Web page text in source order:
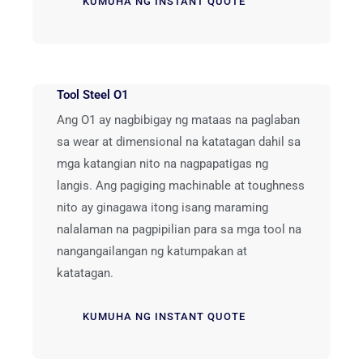
Tool Steel O1
Ang O1 ay nagbibigay ng mataas na paglaban
sa wear at dimensional na katatagan dahil sa
mga katangian nito na nagpapatigas ng
langis. Ang pagiging machinable at toughness
nito ay ginagawa itong isang maraming
nalalaman na pagpipilian para sa mga tool na
nangangailangan ng katumpakan at
katatagan.
KUMUHA NG INSTANT QUOTE